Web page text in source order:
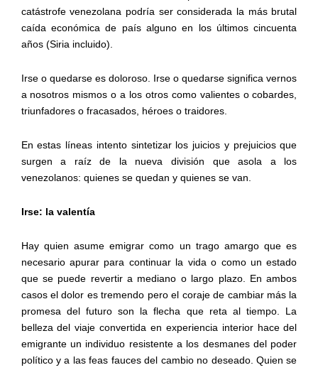
catástrofe venezolana podría ser considerada la más brutal
caída económica de país alguno en los últimos cincuenta
años (Siria incluido).
Irse o quedarse es doloroso. Irse o quedarse significa vernos
a nosotros mismos o a los otros como valientes o cobardes,
triunfadores o fracasados, héroes o traidores.
En estas líneas intento sintetizar los juicios y prejuicios que
surgen a raíz de la nueva división que asola a los
venezolanos: quienes se quedan y quienes se van.
Irse: la valentía
Hay quien asume emigrar como un trago amargo que es
necesario apurar para continuar la vida o como un estado
que se puede revertir a mediano o largo plazo. En ambos
casos el dolor es tremendo pero el coraje de cambiar más la
promesa del futuro son la flecha que reta al tiempo. La
belleza del viaje convertida en experiencia interior hace del
emigrante un individuo resistente a los desmanes del poder
político y a las feas fauces del cambio no deseado. Quien se